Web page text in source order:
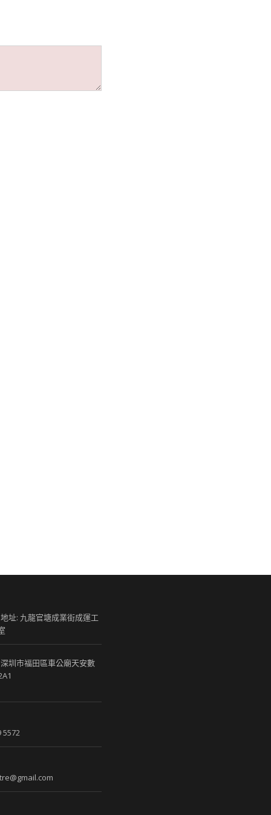
址: 九龍官塘成業街成運工
圳市福田區車公廟天安數
5572